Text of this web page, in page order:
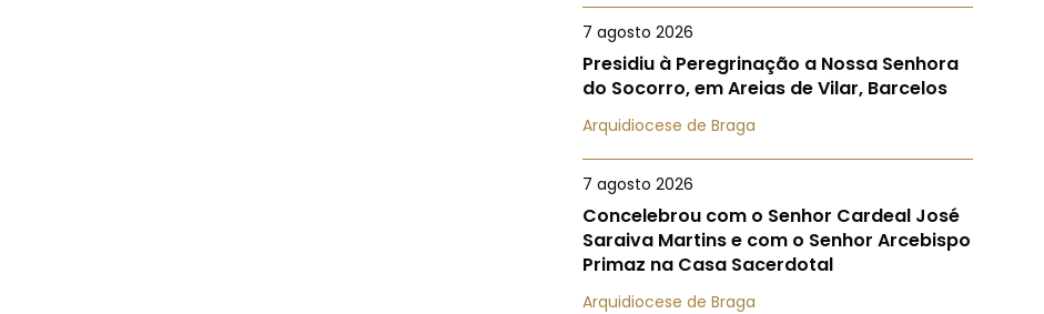
7 agosto 2026
Presidiu à Peregrinação a Nossa Senhora
do Socorro, em Areias de Vilar, Barcelos
Arquidiocese de Braga
7 agosto 2026
Concelebrou com o Senhor Cardeal José
Saraiva Martins e com o Senhor Arcebispo
Primaz na Casa Sacerdotal
Arquidiocese de Braga